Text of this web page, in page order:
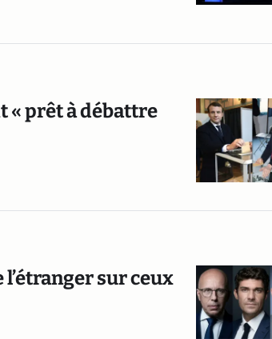
« prêt à débattre
l’étranger sur ceux